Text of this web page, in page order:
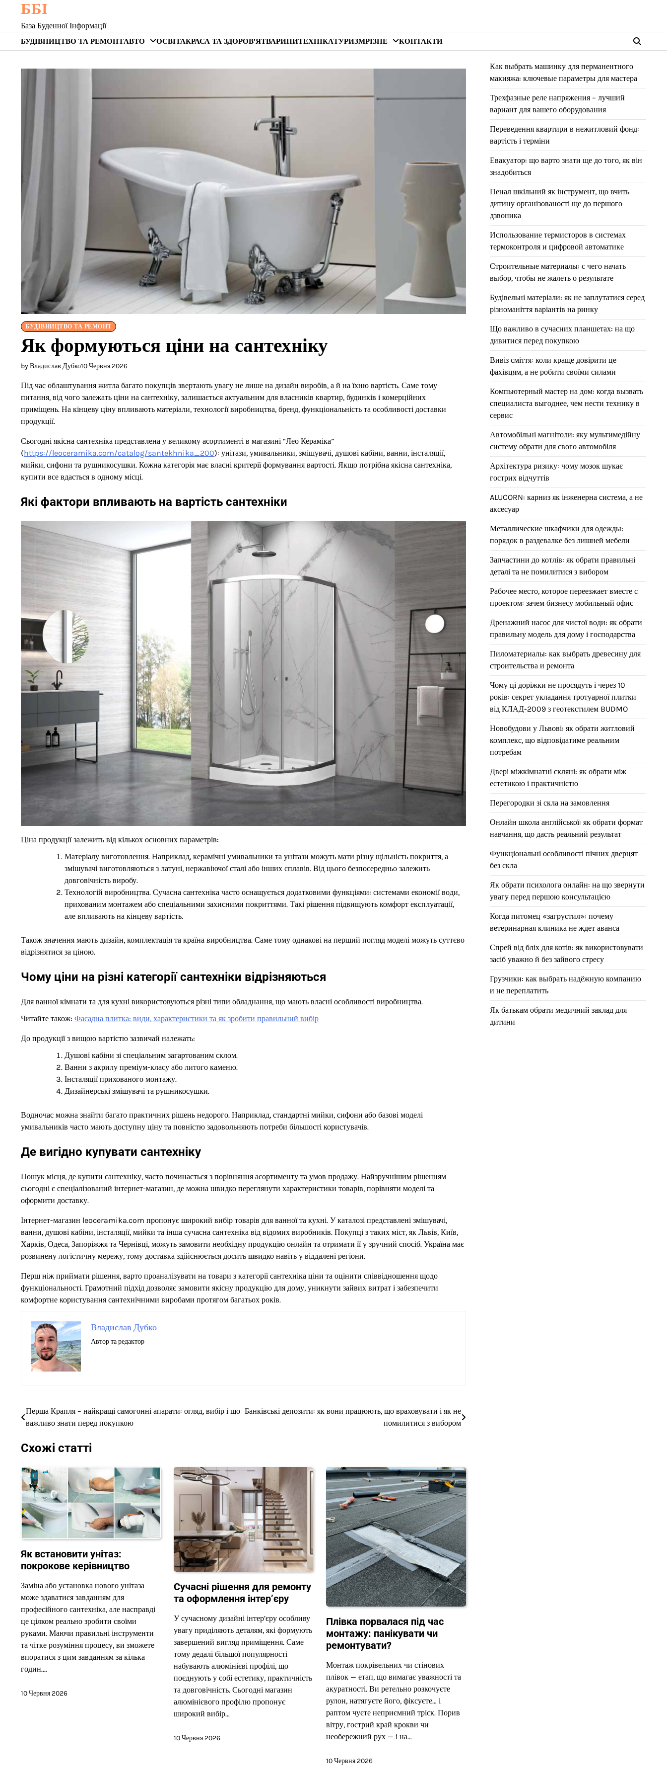
content
ББІ
База Буденної Інформації
БУДІВНИЦТВО ТА РЕМОНТАВТО ОСВІТАКРАСА ТА ЗДОРОВ’ЯТВАРИНИТЕХНІКАТУРИЗМРІЗНЕ КОНТАКТИ
БУДІВНИЦТВО ТА РЕМОНТ
Як формуються ціни на сантехніку
by Владислав Дубко10 Червня 2026
Під час облаштування житла багато покупців звертають увагу не лише на дизайн виробів, а й на їхню вартість. Саме тому
питання, від чого залежать ціни на сантехніку, залишається актуальним для власників квартир, будинків і комерційних
приміщень. На кінцеву ціну впливають матеріали, технології виробництва, бренд, функціональність та особливості доставки
продукції.
Сьогодні якісна сантехніка представлена у великому асортименті в магазині “Лео Кераміка”
(https://leoceramika.com/catalog/santekhnika_200): унітази, умивальники, змішувачі, душові кабіни, ванни, інсталяції,
мийки, сифони та рушникосушки. Кожна категорія має власні критерії формування вартості. Якщо потрібна якісна сантехніка,
купити все вдасться в одному місці.
Які фактори впливають на вартість сантехніки
Ціна продукції залежить від кількох основних параметрів:
Матеріалу виготовлення. Наприклад, керамічні умивальники та унітази можуть мати різну щільність покриття, а
змішувачі виготовляються з латуні, нержавіючої сталі або інших сплавів. Від цього безпосередньо залежить
довговічність виробу.
Технологій виробництва. Сучасна сантехніка часто оснащується додатковими функціями: системами економії води,
прихованим монтажем або спеціальними захисними покриттями. Такі рішення підвищують комфорт експлуатації,
але впливають на кінцеву вартість.
Також значення мають дизайн, комплектація та країна виробництва. Саме тому однакові на перший погляд моделі можуть суттєво
відрізнятися за ціною.
Чому ціни на різні категорії сантехніки відрізняються
Для ванної кімнати та для кухні використовуються різні типи обладнання, що мають власні особливості виробництва.
Читайте також: Фасадна плитка: види, характеристики та як зробити правильний вибір
До продукції з вищою вартістю зазвичай належать:
Душові кабіни зі спеціальним загартованим склом.
Ванни з акрилу преміум-класу або литого каменю.
Інсталяції прихованого монтажу.
Дизайнерські змішувачі та рушникосушки.
Водночас можна знайти багато практичних рішень недорого. Наприклад, стандартні мийки, сифони або базові моделі
умивальників часто мають доступну ціну та повністю задовольняють потреби більшості користувачів.
Де вигідно купувати сантехніку
Пошук місця, де купити сантехніку, часто починається з порівняння асортименту та умов продажу. Найзручнішим рішенням
сьогодні є спеціалізований інтернет-магазин, де можна швидко переглянути характеристики товарів, порівняти моделі та
оформити доставку.
Інтернет-магазин leoceramika.com пропонує широкий вибір товарів для ванної та кухні. У каталозі представлені змішувачі,
ванни, душові кабіни, інсталяції, мийки та інша сучасна сантехніка від відомих виробників. Покупці з таких міст, як Львів, Київ,
Харків, Одеса, Запоріжжя та Чернівці, можуть замовити необхідну продукцію онлайн та отримати її у зручний спосіб. Україна має
розвинену логістичну мережу, тому доставка здійснюється досить швидко навіть у віддалені регіони.
Перш ніж приймати рішення, варто проаналізувати на товари з категорії сантехніка ціни та оцінити співвідношення щодо
функціональності. Грамотний підхід дозволяє замовити якісну продукцію для дому, уникнути зайвих витрат і забезпечити
комфортне користування сантехнічними виробами протягом багатьох років.
Владислав Дубко
Автор та редактор
Навігація
Перша Крапля – найкращі самогонні апарати: огляд, вибір і що
важливо знати перед покупкою
Банківські депозити: як вони працюють, що враховувати і як не
помилитися з вибором
Схожі статті
Як встановити унітаз:
покрокове керівництво
Заміна або установка нового унітаза
може здаватися завданням для
професійного сантехніка, але насправді
це цілком реально зробити своїми
руками. Маючи правильні інструменти
та чітке розуміння процесу, ви зможете
впоратися з цим завданням за кілька
годин.…
10 Червня 2026
Сучасні рішення для ремонту
та оформлення інтер’єру
У сучасному дизайні інтер’єру особливу
увагу приділяють деталям, які формують
завершений вигляд приміщення. Саме
тому дедалі більшої популярності
набувають алюмінієві профілі, що
поєднують у собі естетику, практичність
та довговічність. Сьогодні магазин
алюмінієвого профілю пропонує
широкий вибір…
10 Червня 2026
Плівка порвалася під час
монтажу: панікувати чи
ремонтувати?
Монтаж покрівельних чи стінових
плівок — етап, що вимагає уважності та
акуратності. Ви ретельно розкочуєте
рулон, натягуєте його, фіксуєте… і
раптом чуєте неприємний тріск. Порив
вітру, гострий край крокви чи
необережний рух — і на…
10 Червня 2026
Как выбрать машинку для перманентного
макияжа: ключевые параметры для мастера
Трехфазные реле напряжения – лучший
вариант для вашего оборудования
Переведення квартири в нежитловий фонд:
вартість і терміни
Евакуатор: що варто знати ще до того, як він
знадобиться
Пенал шкільний як інструмент, що вчить
дитину організованості ще до першого
дзвоника
Использование термисторов в системах
термоконтроля и цифровой автоматике
Строительные материалы: с чего начать
выбор, чтобы не жалеть о результате
Будівельні матеріали: як не заплутатися серед
різноманіття варіантів на ринку
Що важливо в сучасних планшетах: на що
дивитися перед покупкою
Вивіз сміття: коли краще довірити це
фахівцям, а не робити своїми силами
Компьютерный мастер на дом: когда вызвать
специалиста выгоднее, чем нести технику в
сервис
Автомобільні магнітоли: яку мультимедійну
систему обрати для свого автомобіля
Архітектура ризику: чому мозок шукає
гострих відчуттів
ALUCORN: карниз як інженерна система, а не
аксесуар
Металлические шкафчики для одежды:
порядок в раздевалке без лишней мебели
Запчастини до котлів: як обрати правильні
деталі та не помилитися з вибором
Рабочее место, которое переезжает вместе с
проектом: зачем бизнесу мобильный офис
Дренажний насос для чистої води: як обрати
правильну модель для дому і господарства
Пиломатериалы: как выбрать древесину для
строительства и ремонта
Чому ці доріжки не просядуть і через 10
років: секрет укладання тротуарної плитки
від КЛАД-2009 з геотекстилем BUDMO
Новобудови у Львові: як обрати житловий
комплекс, що відповідатиме реальним
потребам
Двері міжкімнатні скляні: як обрати між
естетикою і практичністю
Перегородки зі скла на замовлення
Онлайн школа англійської: як обрати формат
навчання, що дасть реальний результат
Функціональні особливості пічних дверцят
без скла
Як обрати психолога онлайн: на що звернути
увагу перед першою консультацією
Когда питомец «загрустил»: почему
ветеринарная клиника не ждет аванса
Спрей від бліх для котів: як використовувати
засіб уважно й без зайвого стресу
Грузчики: как выбрать надёжную компанию
и не переплатить
Як батькам обрати медичний заклад для
дитини